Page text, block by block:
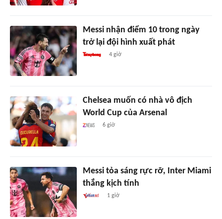
Messi nhận điểm 10 trong ngày
trở lại đội hình xuất phát
4 giờ
Chelsea muốn có nhà vô địch
World Cup của Arsenal
6 giờ
Messi tỏa sáng rực rỡ, Inter Miami
thắng kịch tính
1 giờ